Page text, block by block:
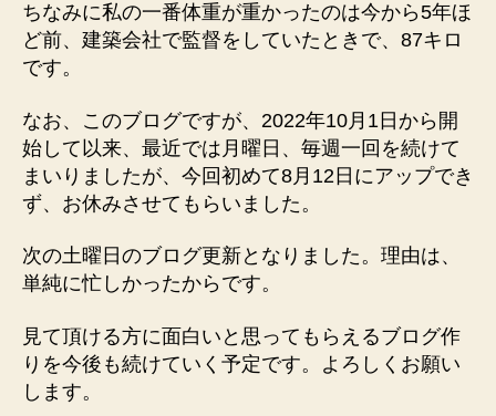
ちなみに私の一番体重が重かったのは今から5年ほ
ど前、建築会社で監督をしていたときで、87キロ
です。
なお、このブログですが、2022年10月1日から開
始して以来、最近では月曜日、毎週一回を続けて
まいりましたが、今回初めて8月12日にアップでき
ず、お休みさせてもらいました。
次の土曜日のブログ更新となりました。理由は、
単純に忙しかったからです。
見て頂ける方に面白いと思ってもらえるブログ作
りを今後も続けていく予定です。よろしくお願い
します。